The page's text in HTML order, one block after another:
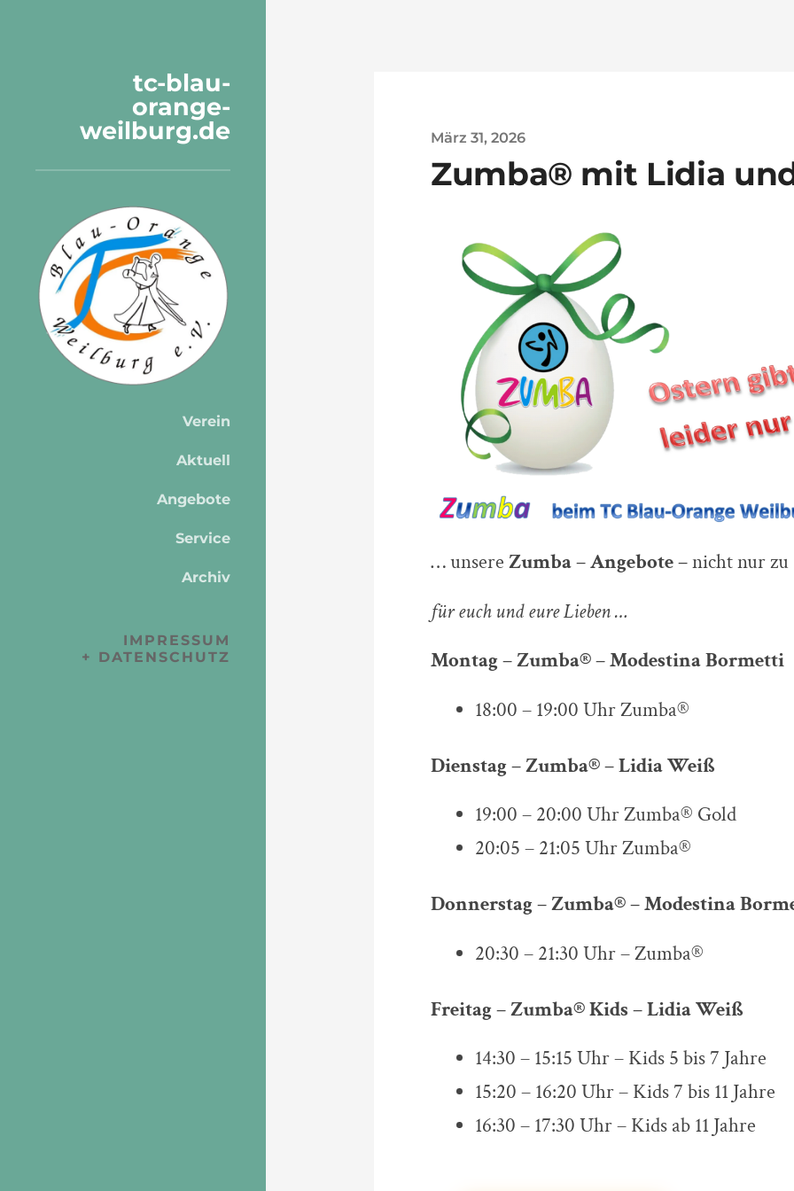
tc-blau-
orange-
weilburg.de
Verein
Aktuell
Angebote
Service
Archiv
IMPRESSUM
+ DATENSCHUTZ
März 31, 2026
Zumba® mit Lidia
… unsere Zumba – Angebote –nicht nur zu
für euch und eure Lieben …
Montag – Zumba® – Modestina Bormetti
18:00 – 19:00 Uhr Zumba®
Dienstag – Zumba® – Lidia Weiß
19:00 – 20:00 Uhr Zumba® Gold
20:05 – 21:05 Uhr Zumba®
Donnerstag – Zumba® – Modestina
20:30 – 21:30 Uhr – Zumba®
Freitag – Zumba® Kids – Lidia Weiß
14:30 – 15:15 Uhr – Kids 5 bis 7 Jahre
15:20 – 16:20 Uhr – Kids 7 bis 11 Jahre
16:30 – 17:30 Uhr – Kids ab 11 Jahre